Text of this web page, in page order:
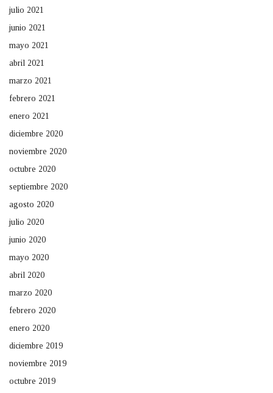
julio 2021
junio 2021
mayo 2021
abril 2021
marzo 2021
febrero 2021
enero 2021
diciembre 2020
noviembre 2020
octubre 2020
septiembre 2020
agosto 2020
julio 2020
junio 2020
mayo 2020
abril 2020
marzo 2020
febrero 2020
enero 2020
diciembre 2019
noviembre 2019
octubre 2019